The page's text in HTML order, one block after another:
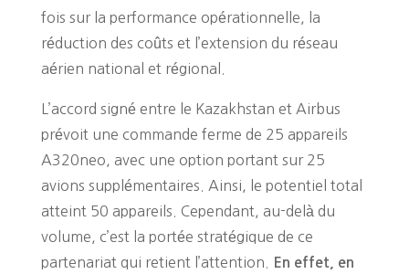
fois sur la performance opérationnelle, la
réduction des coûts et l’extension du réseau
aérien national et régional.
L’accord signé entre le Kazakhstan et Airbus
prévoit une commande ferme de 25 appareils
A320neo, avec une option portant sur 25
avions supplémentaires. Ainsi, le potentiel total
atteint 50 appareils. Cependant, au-delà du
volume, c’est la portée stratégique de ce
partenariat qui retient l’attention.
En effet, en